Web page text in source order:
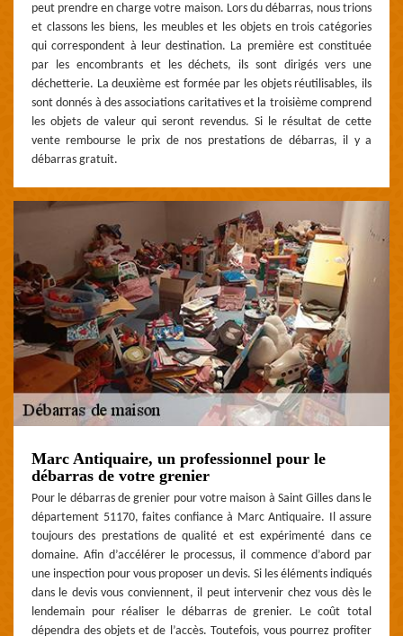
peut prendre en charge votre maison. Lors du débarras, nous trions
et classons les biens, les meubles et les objets en trois catégories
qui correspondent à leur destination. La première est constituée
par les encombrants et les déchets, ils sont dirigés vers une
déchetterie. La deuxième est formée par les objets réutilisables, ils
sont donnés à des associations caritatives et la troisième comprend
les objets de valeur qui seront revendus. Si le résultat de cette
vente rembourse le prix de nos prestations de débarras, il y a
débarras gratuit.
Marc Antiquaire, un professionnel pour le
débarras de votre grenier
Pour le débarras de grenier pour votre maison à Saint Gilles dans le
département 51170, faites confiance à Marc Antiquaire. Il assure
toujours des prestations de qualité et est expérimenté dans ce
domaine. Afin d’accélérer le processus, il commence d’abord par
une inspection pour vous proposer un devis. Si les éléments indiqués
dans le devis vous conviennent, il peut intervenir chez vous dès le
lendemain pour réaliser le débarras de grenier. Le coût total
dépendra des objets et de l’accès. Toutefois, vous pourrez profiter